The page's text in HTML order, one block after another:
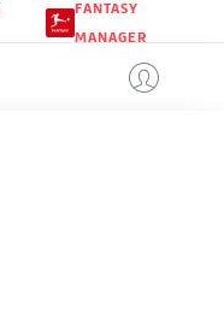
FANTASY
MANAGER